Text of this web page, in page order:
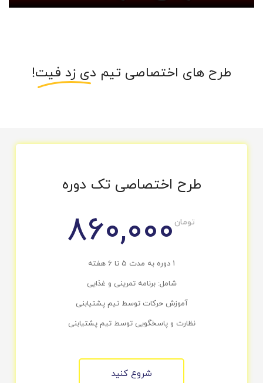
طرح های اختصاصی تیم دی زد فیت!
طرح اختصاصی تک دوره
تومان 860,000
1 دوره به مدت 5 تا 6 هفته
شامل: برنامه تمرینی و غذایی
آموزش حرکات توسط تیم پشتیابنی
نظارت و پاسخگویی توسط تیم پشتیابنی
شروع کنید